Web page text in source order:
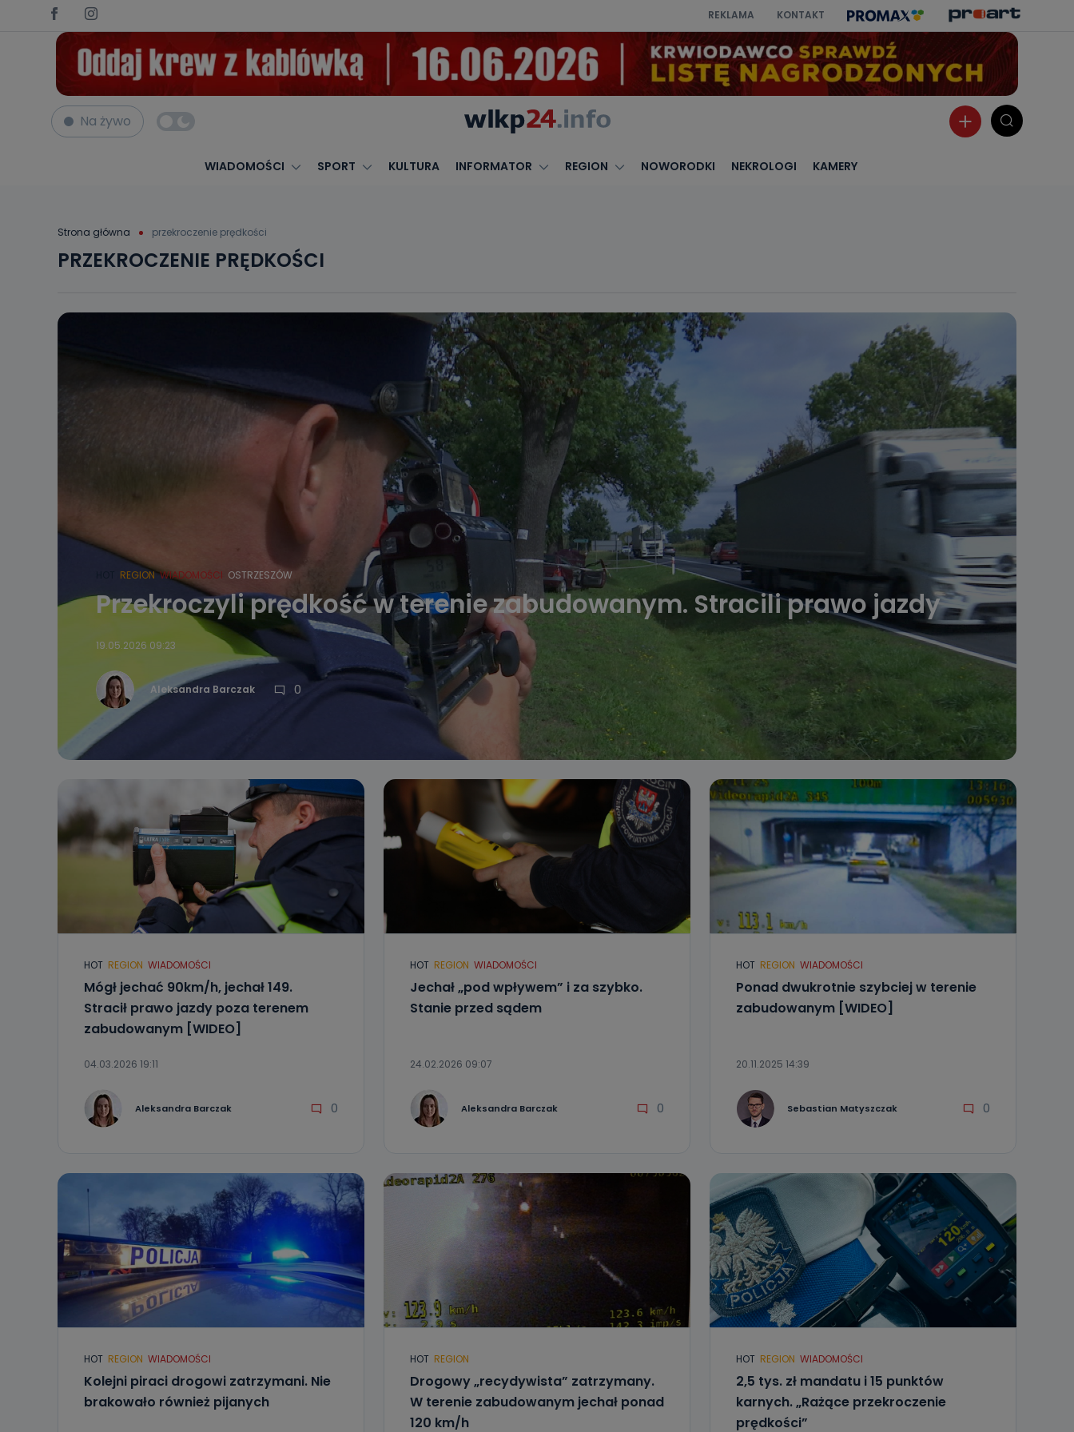
REKLAMA KONTAKT
Na żywo
WIADOMOŚCI SPORT KULTURA INFORMATOR REGION NOWORODKI NEKROLOGI KAMERY
Strona główna przekroczenie prędkości
PRZEKROCZENIE PRĘDKOŚCI
REGION WIADOMOŚCI OSTRZESZÓW
Przekroczyli prędkość w terenie zabudowanym. Stracili prawo jazdy
19.05.2026 09:23
Aleksandra Barczak 0
HOT REGION WIADOMOŚCI
Mógł jechać 90km/h, jechał 149.
Stracił prawo jazdy poza terenem
zabudowanym [WIDEO]
04.03.2026 19:11
Aleksandra Barczak 0
HOT REGION WIADOMOŚCI
Jechał „pod wpływem” i za szybko.
Stanie przed sądem
24.02.2026 09:07
Aleksandra Barczak 0
HOT REGION WIADOMOŚCI
Ponad dwukrotnie szybciej w terenie
zabudowanym [WIDEO]
20.11.2025 14:39
Sebastian Matyszczak 0
HOT REGION WIADOMOŚCI
Kolejni piraci drogowi zatrzymani. Nie
brakowało również pijanych
HOT REGION
Drogowy „recydywista” zatrzymany.
W terenie zabudowanym jechał ponad
120 km/h
HOT REGION WIADOMOŚCI
2,5 tys. zł mandatu i 15 punktów
karnych. „Rażące przekroczenie
prędkości”